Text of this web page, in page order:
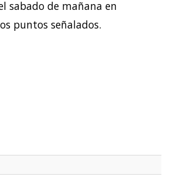
sabado de mañana en
puntos señalados.